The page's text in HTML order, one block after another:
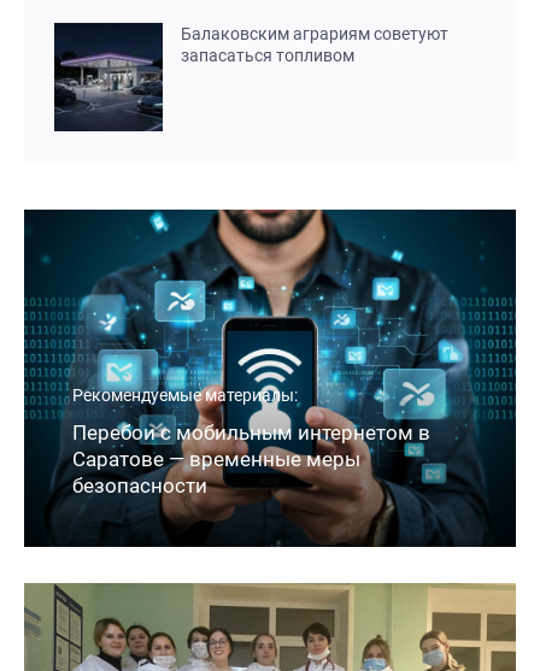
Балаковским аграриям советуют
запасаться топливом
Рекомендуемые материалы:
Перебои с мобильным интернетом в
Саратове — временные меры
безопасности